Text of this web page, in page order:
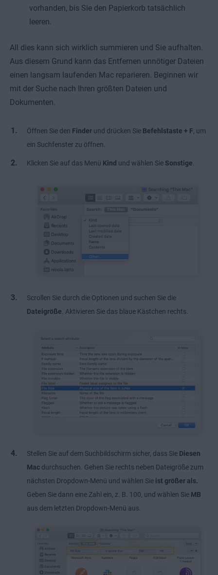
vorhanden, bis Sie den Papierkorb tatsächlich
leeren.
All dies kann sich wirklich summieren und Sie aufhalten.
Aus diesem Grund kann das Entfernen unnötiger Dateien
einen langsam laufenden Mac reparieren. Beginnen wir
mit der Suche nach Ihren größten Dateien und
Dokumenten.
Öffnen Sie den Finder und drücken Sie Befehlstaste + F , um
ein Suchfenster zu öffnen.
Klicken Sie auf das Menü Kind und wählen Sie Sonstige
Scrollen Sie durch die Optionen und suchen Sie die
Dateigröße. Aktivieren Sie das blaue Kästchen rechts.
Stellen Sie auf dem Suchbildschirm sicher, dass Sie Diesen
Mac durchsuchen. Gehen Sie rechts neben Dateigröße zum
nächsten Dropdown-Menü und wählen Sie ist größer als.
Geben Sie dann eine Zahl ein, z. B. 100, und wählen Sie MB
aus dem letzten Dropdown-Menü aus.